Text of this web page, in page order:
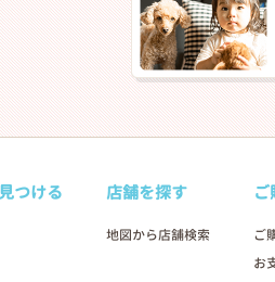
❮
つける 店舗を探す
地図から店舗検索
ご
お